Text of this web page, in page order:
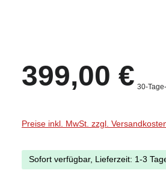
399,00 € 30-
Preise inkl. MwSt. zzgl.
Sofort verfügbar, Lieferzeit: 1-3